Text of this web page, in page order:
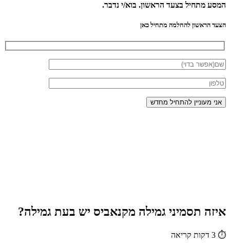
המסע מתחיל בצעד הראשון. בוא/י נדבר.
הצעד הראשון להחלמה מתחיל כאן
איזה תסמיני גמילה מקנאביס יש בעת גמילה?
⏱